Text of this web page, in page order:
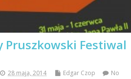
Pruszkowski Festiwal
28 maja, 2014 Edgar Czop
No